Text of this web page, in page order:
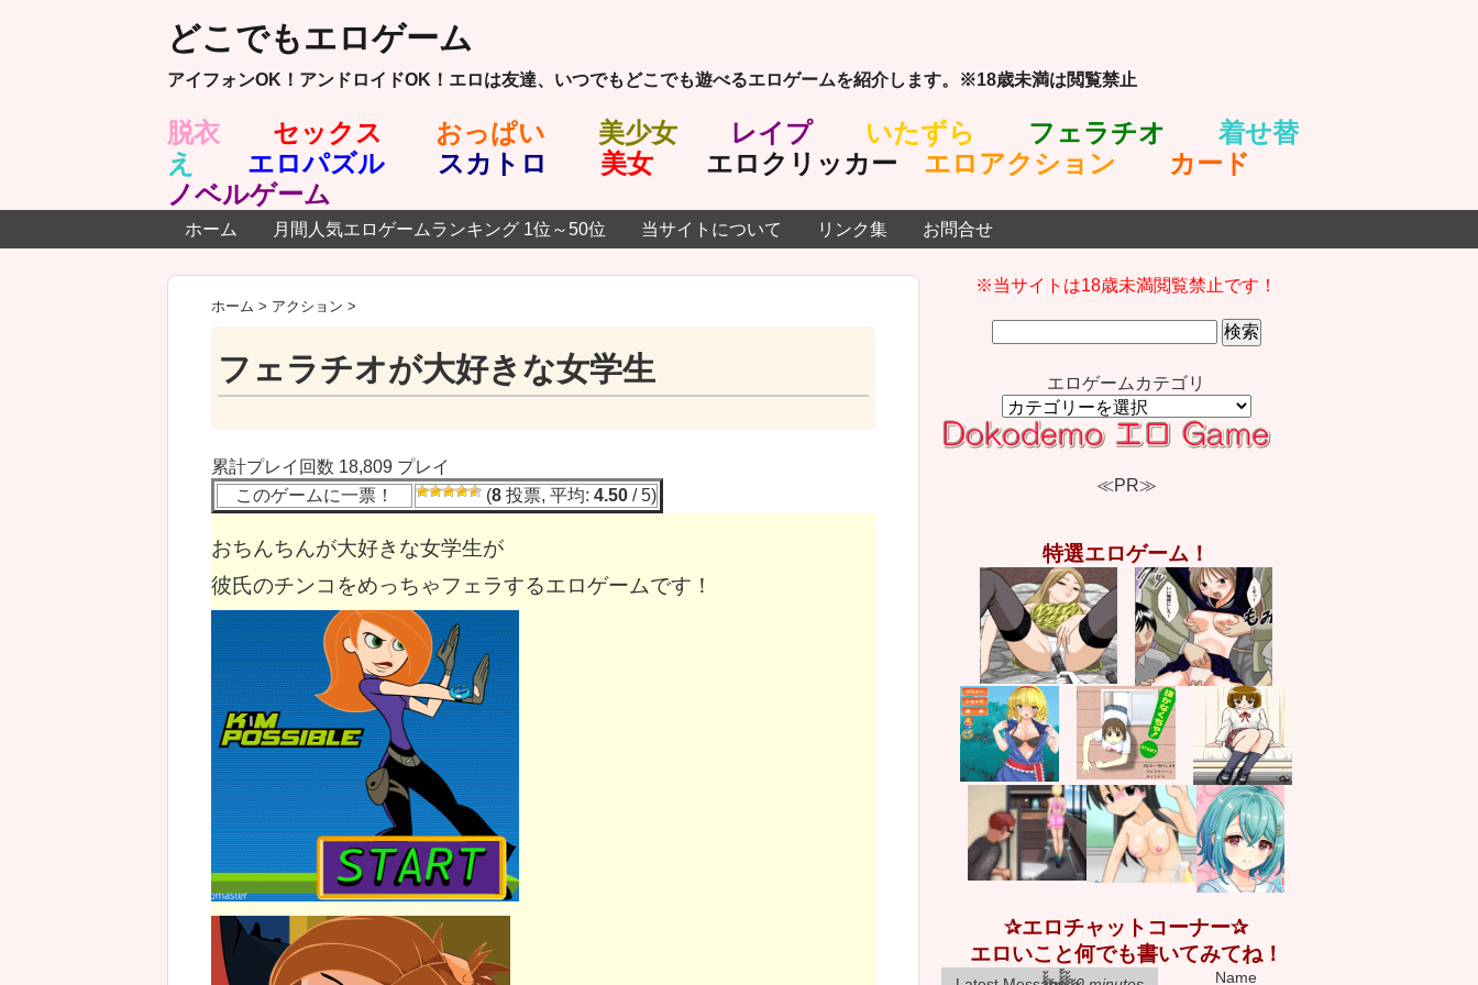
どこでもエロゲーム
アイフォンOK！アンドロイドOK！エロは友達、いつでもどこでも遊べるエロゲームを紹介します。※18歳未満は閲覧禁止
脱衣 セックス おっぱい 美少女 レイプ いたずら フェラチオ
着せ替
え
エロパズル スカトロ 美女 エロクリッカー エロアクション カード
ノベルゲーム
ホーム 月間人気エロゲームランキング 1位～50位 当サイトについて リンク集 お問合せ
ホーム > アクション >
フェラチオが大好きな女学生
累計プレイ回数 18,809 プレイ
このゲームに一票！
(8 投票, 平均: 4.50 / 5)
おちんちんが大好きな女学生が
彼氏のチンコをめっちゃフェラするエロゲームです！
※当サイトは18歳未満閲覧禁止です！
索:
エロゲームカテゴリ
エ
ロ
ゲ
リ
≪PR≫
特選エロゲーム！
✰エロチャットコーナー✰
エロいこと何でも書いてみてね！
Name